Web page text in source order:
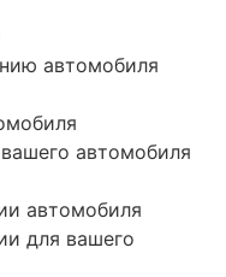
автомобиля
автомобиля
автомобиля
для вашего